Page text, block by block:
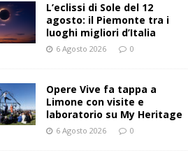
L’eclissi di Sole del 12
agosto: il Piemonte tra i
luoghi migliori d’Italia
6 Agosto 2026 0
Opere Vive fa tappa a
Limone con visite e
laboratorio su My Heritage
6 Agosto 2026 0